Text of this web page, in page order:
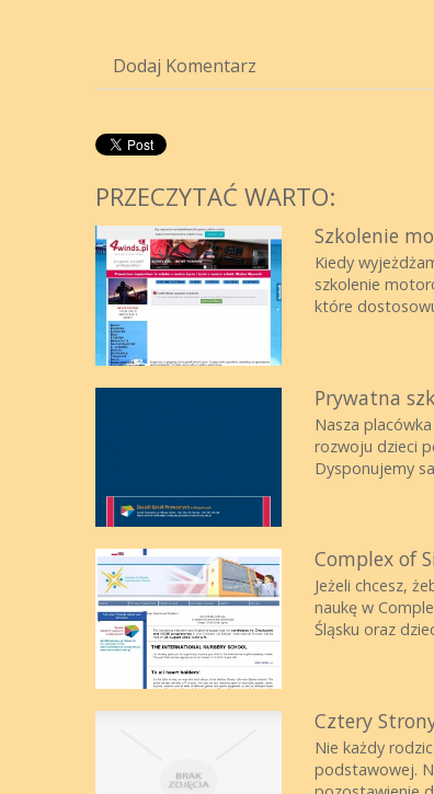
Dodaj Komentarz
PRZECZYTAĆ WARTO:
Szkolenie
Kiedy
szkolenie
które
Prywatna
Nasza
rozwoju dzieci
Dysponujemy
Complex of
Jeżeli chcesz,
naukę w
Śląsku oraz
Cztery
Nie każdy
podstawowej.